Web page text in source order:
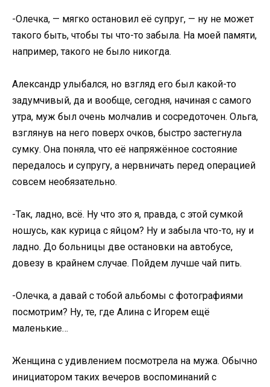
-Олечка, — мягко остановил её супруг, — ну не может
такого быть, чтобы ты что-то забыла. На моей памяти,
например, такого не было никогда.
Александр улыбался, но взгляд его был какой-то
задумчивый, да и вообще, сегодня, начиная с самого
утра, муж был очень молчалив и сосредоточен. Ольга,
взглянув на него поверх очков, быстро застегнула
сумку. Она поняла, что её напряжённое состояние
передалось и супругу, а нервничать перед операцией
совсем необязательно.
-Так, ладно, всё. Ну что это я, правда, с этой сумкой
ношусь, как курица с яйцом? Ну и забыла что-то, ну и
ладно. До больницы две остановки на автобусе,
довезу в крайнем случае. Пойдем лучше чай пить.
-Олечка, а давай с тобой альбомы с фотографиями
посмотрим? Ну, те, где Алина с Игорем ещё
маленькие…
Женщина с удивлением посмотрела на мужа. Обычно
инициатором таких вечеров воспоминаний с